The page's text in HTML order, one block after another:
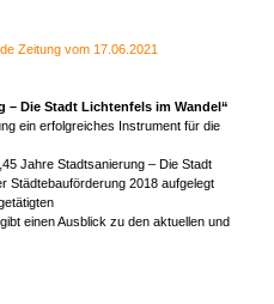
Zeitung vom 17.06.2021
– Die Stadt Lichtenfels im Wandel“
ein erfolgreiches Instrument für die
Jahre Stadtsanierung – Die Stadt
Städtebauförderung 2018 aufgelegt
einen Ausblick zu den aktuellen und